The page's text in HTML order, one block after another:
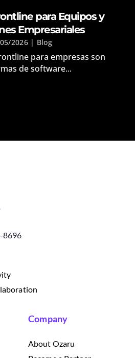
para Equipos y
Empresariales
2026| Blog
para empresas son
de software...
8696
Company
About Ozaru